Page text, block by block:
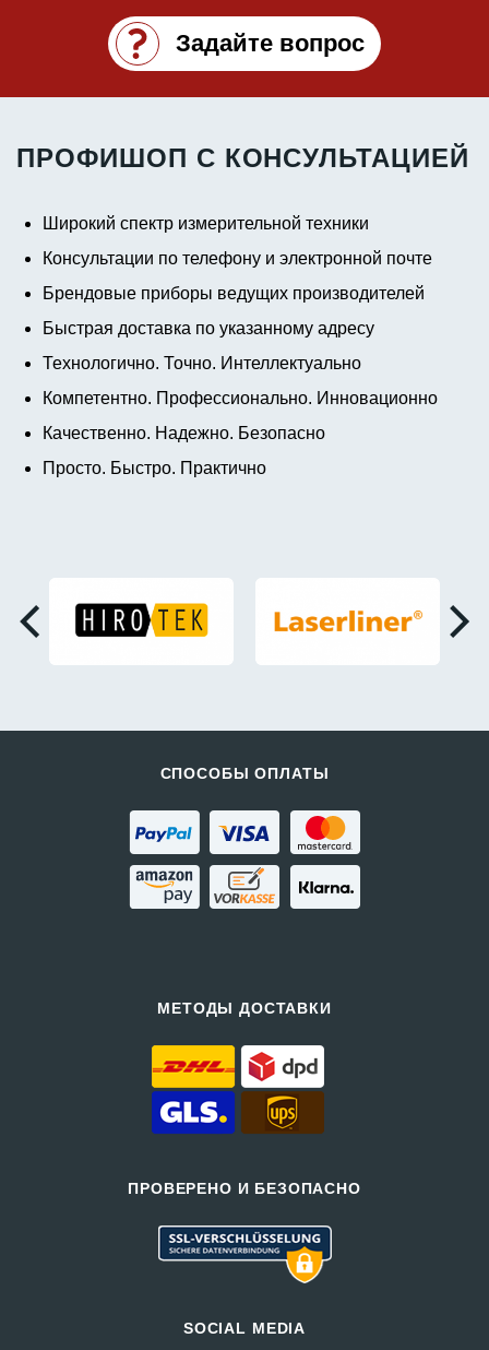
Задайте вопрос
ПРОФИШОП С КОНСУЛЬТАЦИЕЙ
Широкий спектр измерительной техники
Консультации по телефону и электронной почте
Брендовые приборы ведущих производителей
Быстрая доставка по указанному адресу
Технологично. Точно. Интеллектуально
Компетентно. Профессионально. Инновационно
Качественно. Надежно. Безопасно
Просто. Быстро. Практично
СПОСОБЫ ОПЛАТЫ
МЕТОДЫ ДОСТАВКИ
ПРОВЕРЕНО И БЕЗОПАСНО
SOCIAL MEDIA